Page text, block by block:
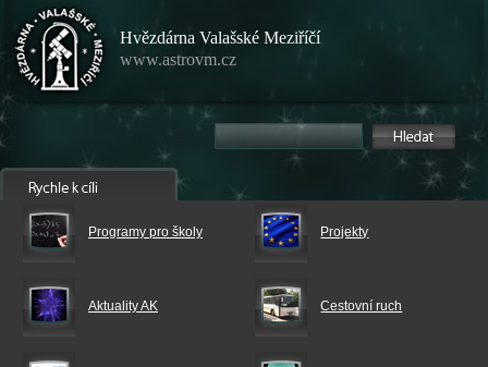
Hvězdárna Valašské Meziříčí
www.astrovm.cz
Programy pro školy Projekty
Aktuality AK Cestovní ruch